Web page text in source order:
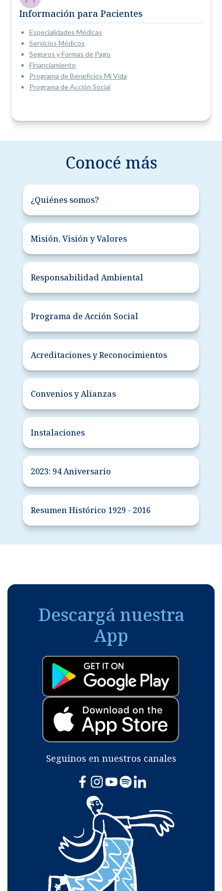
Información para Pacientes
Especialidades Médicas
Servicios Médicos
Seguros y Formas de Pago
Financiamiento
Programa de Beneficios Mi Vida
Programa de Acción Social
Conocé más
¿Quiénes somos?
Misión, Visión y Valores
Responsabilidad Ambiental
Programa de Acción Social
Acreditaciones y Reconocimientos
Convenios y Alianzas
Instalaciones
2023: 94 Aniversario
Resumen Histórico 1929 - 2016
Descargá nuestra
App
Seguinos en nuestros canales